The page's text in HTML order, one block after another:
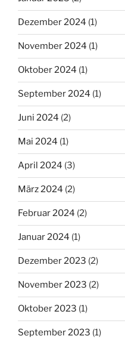
Dezember 2024 (1)
November 2024 (1)
Oktober 2024 (1)
September 2024 (1)
Juni 2024 (2)
Mai 2024 (1)
April 2024 (3)
März 2024 (2)
Februar 2024 (2)
Januar 2024 (1)
Dezember 2023 (2)
November 2023 (2)
Oktober 2023 (1)
September 2023 (1)